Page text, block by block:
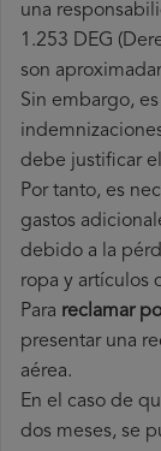
una
1.253 DEG
son
Sin embargo,
debe justificar
Por tanto, es
gastos
debido a la
ropa y artículos
Para reclamar
presentar una
aérea.
En el caso de
dos meses, se